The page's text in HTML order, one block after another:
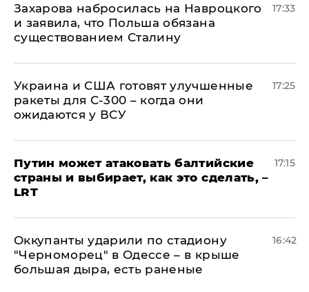
​Захарова набросилась на Навроцкого
и заявила, что Польша обязана
существованием Сталину
17:33
Украина и США готовят улучшенные
ракеты для С-300 – когда они
ожидаются у ВСУ
17:25
Путин может атаковать балтийские
страны и выбирает, как это сделать, –
LRT
17:15
Оккупанты ударили по стадиону
"Черноморец" в Одессе – в крыше
большая дыра, есть раненые
16:42